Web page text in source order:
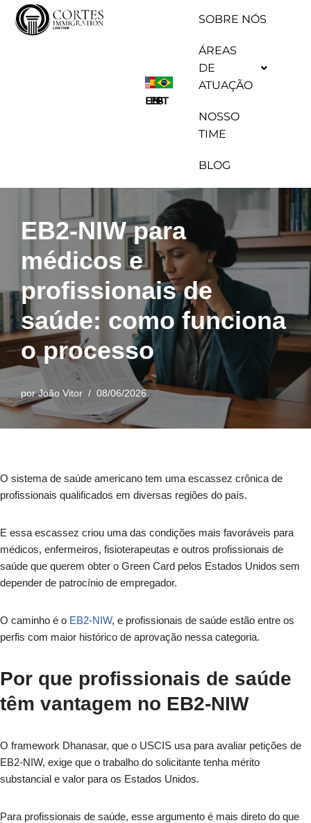
Pular
SOBRE NÓS
ÁREAS
DE
ATUAÇÃO
NOSSO
TIME
BLOG
EN
ESPT
EB2-NIW para
médicos e
profissionais de
saúde: como funciona
o processo
porJoão Vitor 08/06/2026
O sistema de saúde americano tem uma escassez crônica de
profissionais qualificados em diversas regiões do país.
E essa escassez criou uma das condições mais favoráveis para
médicos, enfermeiros, fisioterapeutas e outros profissionais de
saúde que querem obter o Green Card pelos Estados Unidos sem
depender de patrocínio de empregador.
O caminho é o EB2-NIW, e profissionais de saúde estão entre os
perfis com maior histórico de aprovação nessa categoria.
Por que profissionais de saúde
têm vantagem no EB2-NIW
O framework Dhanasar, que o USCIS usa para avaliar petições de
EB2-NIW, exige que o trabalho do solicitante tenha mérito
substancial e valor para os Estados Unidos.
Para profissionais de saúde, esse argumento é mais direto do que